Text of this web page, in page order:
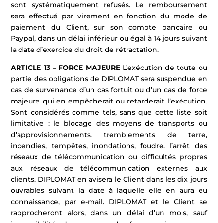
sont systématiquement refusés. Le remboursement
sera effectué par virement en fonction du mode de
paiement du Client, sur son compte bancaire ou
Paypal, dans un délai inférieur ou égal à 14 jours suivant
la date d’exercice du droit de rétractation.
ARTICLE 13 – FORCE MAJEUREL’exécution de toute ou
partie des obligations de DIPLOMAT sera suspendue en
cas de survenance d’un cas fortuit ou d’un cas de force
majeure qui en empêcherait ou retarderait l’exécution.
Sont considérés comme tels, sans que cette liste soit
limitative : le blocage des moyens de transports ou
d’approvisionnements, tremblements de terre,
incendies, tempêtes, inondations, foudre. l’arrêt des
réseaux de télécommunication ou difficultés propres
aux réseaux de télécommunication externes aux
clients. DIPLOMAT en avisera le Client dans les dix jours
ouvrables suivant la date à laquelle elle en aura eu
connaissance, par e-mail. DIPLOMAT et le Client se
rapprocheront alors, dans un délai d’un mois, sauf